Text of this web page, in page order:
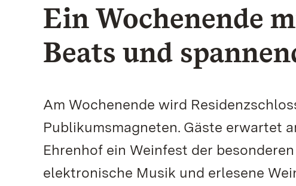
Ein Wochenende
Beats und
Am Wochenende wird
Publikumsmagneten. Gäste erwartet
Ehrenhof ein Weinfest der
elektronische Musik und erlesene